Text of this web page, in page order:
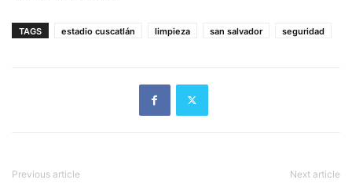
TAGS estadio cuscatlán limpieza san salvador seguridad
Previous article Next article